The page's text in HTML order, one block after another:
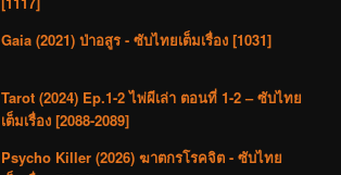
Gaia (2021) ป่าอสูร - ซับไทยเต็มเรื่อง [1031]
Tarot (2024) Ep.1-2 ไพ่ผีเล่า ตอนที่ 1-2 – ซับไทย
เต็มเรื่อง [2088-2089]
Psycho Killer (2026) ฆาตกรโรคจิต - ซับไทย